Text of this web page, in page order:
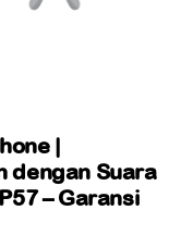
|
dengan Suara
– Garansi